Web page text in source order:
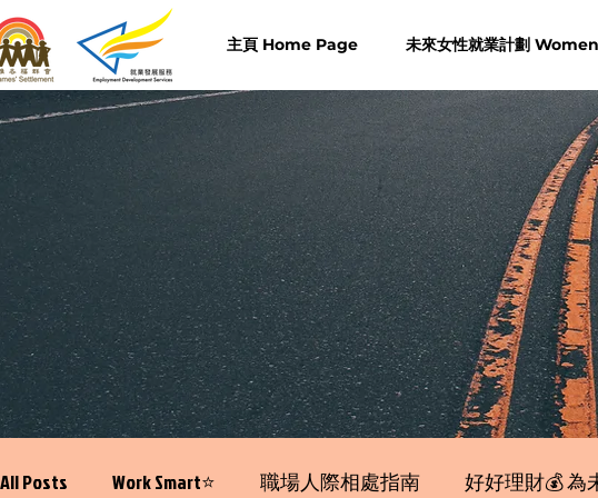
主頁 Home Page 未來女性就業計劃
All Posts Work Smart⭐️ 職場人際相處指南 好好理財💰 為